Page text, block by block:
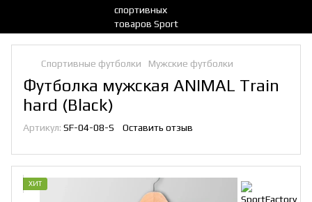
Спортивные футболки Мужские футболки
Футболка мужская ANIMAL Train
hard (Black)
Артикул: SF-04-08-S Оставить отзыв
ХИТ